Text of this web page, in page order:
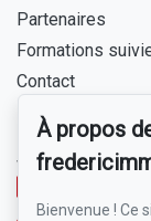
Partenaires
Formations
Contact
Pour me
À propos
Bienvenue ! Ce